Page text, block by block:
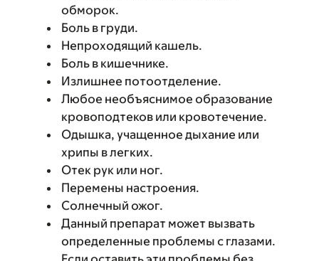
обморок.
Боль в груди.
Непроходящий кашель.
Боль в кишечнике.
Излишнее потоотделение.
Любое необъяснимое образование
кровоподтеков или кровотечение.
Одышка, учащенное дыхание или
хрипы в легких.
Отек рук или ног.
Перемены настроения.
Солнечный ожог.
Данный препарат может вызвать
определенные проблемы с глазами.